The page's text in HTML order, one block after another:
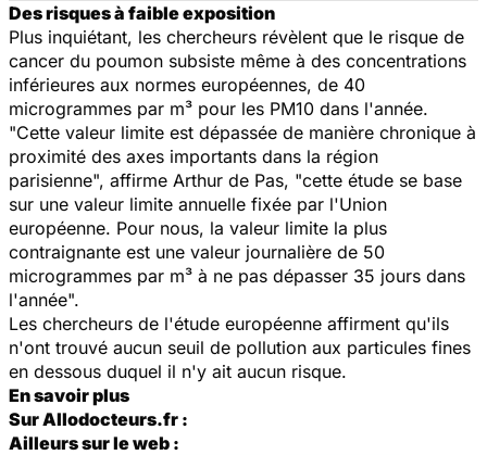
Des risques à faible exposition
Plus inquiétant, les chercheurs révèlent que le risque de
cancer du poumon subsiste même à des concentrations
inférieures aux normes européennes, de 40
microgrammes par m³ pour les PM10 dans l'année.
"Cette valeur limite est dépassée de manière chronique à
proximité des axes importants dans la région
parisienne", affirme Arthur de Pas, "cette étude se base
sur une valeur limite annuelle fixée par l'Union
européenne. Pour nous, la valeur limite la plus
contraignante est une valeur journalière de 50
microgrammes par m³ à ne pas dépasser 35 jours dans
l'année".
Les chercheurs de l'étude européenne affirment qu'ils
n'ont trouvé aucun seuil de pollution aux particules fines
en dessous duquel il n'y ait aucun risque.
En savoir plus
Sur Allodocteurs.fr :
Ailleurs sur le web :